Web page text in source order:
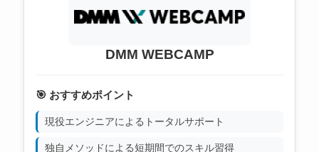
DMM WEBCAMP
🎯 おすすめポイント
現役エンジニアによるトータルサポート
独自メソッドによる短期間でのスキル習得